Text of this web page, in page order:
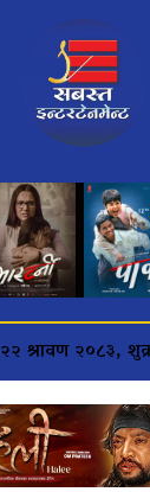
२२ श्रावण २०८३,